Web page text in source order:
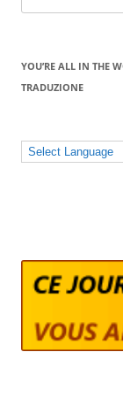
YOU’RE ALL IN THE
TRADUZIONE